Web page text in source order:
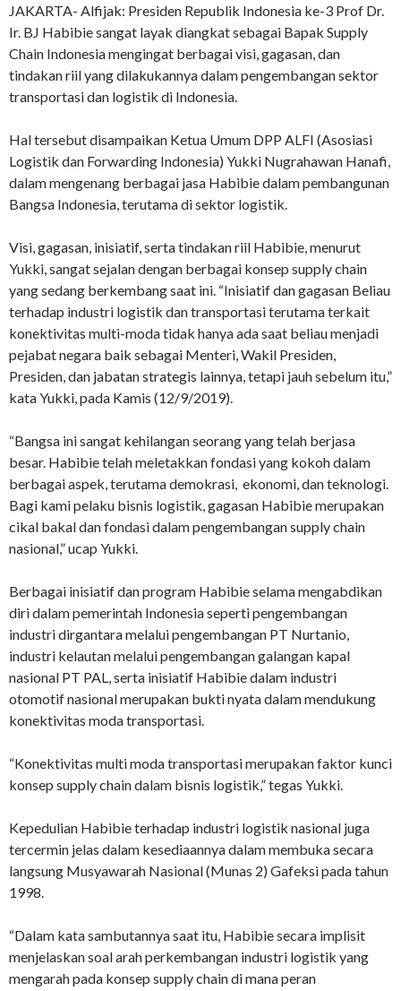
JAKARTA- Alfijak: Presiden Republik Indonesia ke-3 Prof Dr.
Ir. BJ Habibie sangat layak diangkat sebagai Bapak Supply
Chain Indonesia mengingat berbagai visi, gagasan, dan
tindakan riil yang dilakukannya dalam pengembangan sektor
transportasi dan logistik di Indonesia.
Hal tersebut disampaikan Ketua Umum DPP ALFI (Asosiasi
Logistik dan Forwarding Indonesia) Yukki Nugrahawan Hanafi,
dalam mengenang berbagai jasa Habibie dalam pembangunan
Bangsa Indonesia, terutama di sektor logistik.
Visi, gagasan, inisiatif, serta tindakan riil Habibie, menurut
Yukki, sangat sejalan dengan berbagai konsep supply chain
yang sedang berkembang saat ini. “Inisiatif dan gagasan Beliau
terhadap industri logistik dan transportasi terutama terkait
konektivitas multi-moda tidak hanya ada saat beliau menjadi
pejabat negara baik sebagai Menteri, Wakil Presiden,
Presiden, dan jabatan strategis lainnya, tetapi jauh sebelum itu,”
kata Yukki, pada Kamis (12/9/2019).
“Bangsa ini sangat kehilangan seorang yang telah berjasa
besar. Habibie telah meletakkan fondasi yang kokoh dalam
berbagai aspek, terutama demokrasi, ekonomi, dan teknologi.
Bagi kami pelaku bisnis logistik, gagasan Habibie merupakan
cikal bakal dan fondasi dalam pengembangan supply chain
nasional,” ucap Yukki.
Berbagai inisiatif dan program Habibie selama mengabdikan
diri dalam pemerintah Indonesia seperti pengembangan
industri dirgantara melalui pengembangan PT Nurtanio,
industri kelautan melalui pengembangan galangan kapal
nasional PT PAL, serta inisiatif Habibie dalam industri
otomotif nasional merupakan bukti nyata dalam mendukung
konektivitas moda transportasi.
“Konektivitas multi moda transportasi merupakan faktor kunci
konsep supply chain dalam bisnis logistik,” tegas Yukki.
Kepedulian Habibie terhadap industri logistik nasional juga
tercermin jelas dalam kesediaannya dalam membuka secara
langsung Musyawarah Nasional (Munas 2) Gafeksi pada tahun
1998.
“Dalam kata sambutannya saat itu, Habibie secara implisit
menjelaskan soal arah perkembangan industri logistik yang
mengarah pada konsep supply chain di mana peran